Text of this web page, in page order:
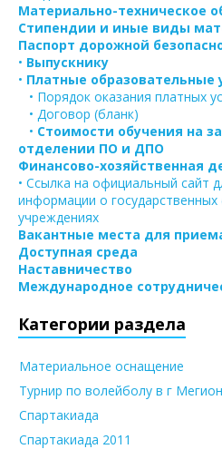
Материально-техническое
Стипендии и иные виды
Паспорт дорожной
• Выпускнику
• Платные образовательные
• Порядок оказания платных
• Договор (бланк)
• Стоимости обучения на
отделении ПО и ДПО
Финансово-хозяйственная
• Ссылка на официальный сайт
информации о государственных
учреждениях
Вакантные места для
Доступная среда
Наставничество
Международное
Категории раздела
Материальное оснащение
Турнир по волейболу в г Мегион
Спартакиада
Спартакиада 2011